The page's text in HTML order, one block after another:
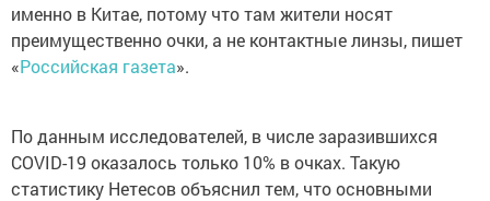
именно в Китае, потому что там жители носят
преимущественно очки, а не контактные линзы, пишет
«Российская газета».
По данным исследователей, в числе заразившихся
COVID-19 оказалось только 10% в очках. Такую
статистику Нетесов объяснил тем, что основными